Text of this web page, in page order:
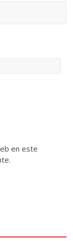
en este